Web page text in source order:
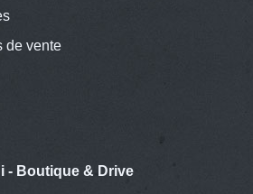
de vente
- Boutique & Drive